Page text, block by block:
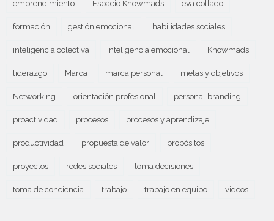
emprendimiento Espacio Knowmads eva collado
formación gestión emocional habilidades sociales
inteligencia colectiva inteligencia emocional Knowmads
liderazgo Marca marca personal metas y objetivos
Networking orientación profesional personal branding
proactividad procesos procesos y aprendizaje
productividad propuesta de valor propósitos
proyectos redes sociales toma decisiones
toma de conciencia trabajo trabajo en equipo videos